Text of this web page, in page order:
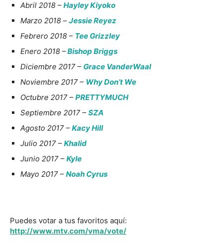
Abril 2018 – Hayley Kiyoko
Marzo 2018 – Jessie Reyez
Febrero 2018 – Tee Grizzley
Enero 2018 –Bishop Briggs
Diciembre 2017 – Grace VanderWaal
Noviembre 2017 – Why Don’t We
Octubre 2017 – PRETTYMUCH
Septiembre 2017 – SZA
Agosto 2017 – Kacy Hill
Julio 2017 – Khalid
Junio 2017 – Kyle
Mayo 2017 – Noah Cyrus
Puedes votar a tus favoritos aquí:
http://www.mtv.com/vma/vote/